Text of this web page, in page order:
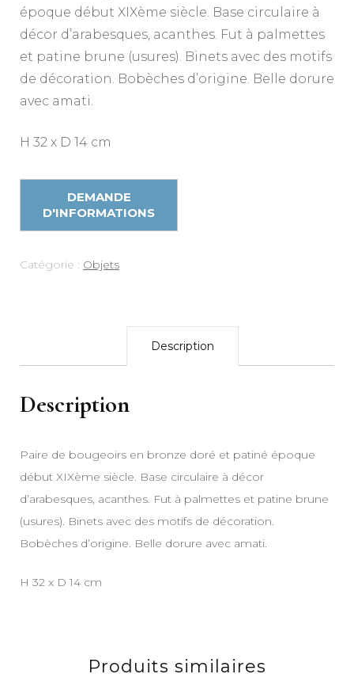
époque début XIXème siècle. Base circulaire à
décor d’arabesques, acanthes. Fut à palmettes
et patine brune (usures). Binets avec des motifs
de décoration. Bobèches d’origine. Belle dorure
avec amati.
H 32 x D 14 cm
Catégorie : Objets
Description
Description
Paire de bougeoirs en bronze doré et patiné époque
début XIXème siècle. Base circulaire à décor
d’arabesques, acanthes. Fut à palmettes et patine brune
(usures). Binets avec des motifs de décoration.
Bobèches d’origine. Belle dorure avec amati.
H 32 x D 14 cm
Produits similaires